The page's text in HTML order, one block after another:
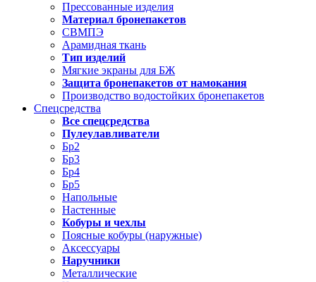
Прессованные изделия
Материал бронепакетов
СВМПЭ
Арамидная ткань
Тип изделий
Мягкие экраны для БЖ
Защита бронепакетов от намокания
Производство водостойких бронепакетов
Спецсредства
Все спецсредства
Пулеулавливатели
Бр2
Бр3
Бр4
Бр5
Напольные
Настенные
Кобуры и чехлы
Поясные кобуры (наружные)
Аксессуары
Наручники
Металлические